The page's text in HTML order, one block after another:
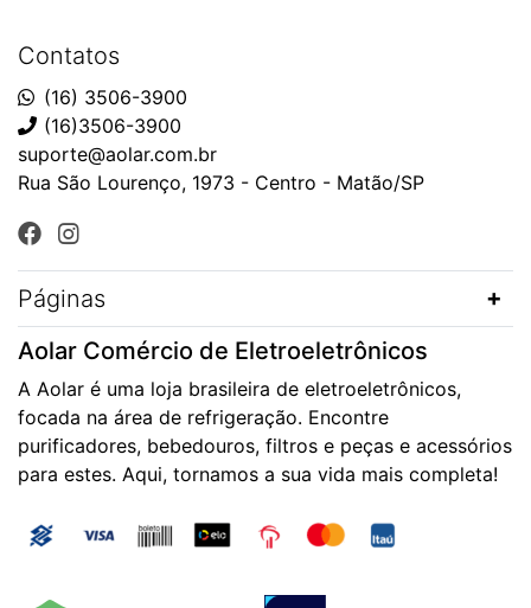
Contatos
(16) 3506-3900
(16)3506-3900
suporte@aolar.com.br
Rua São Lourenço, 1973 - Centro - Matão/SP
Páginas
Aolar Comércio de Eletroeletrônicos
A Aolar é uma loja brasileira de eletroeletrônicos,
focada na área de refrigeração. Encontre
purificadores, bebedouros, filtros e peças e acessórios
para estes. Aqui, tornamos a sua vida mais completa!